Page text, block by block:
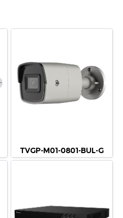
TVGP-M01-0801-BUL-G